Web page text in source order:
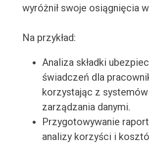
wyróżnił swoje osiągnięcia
Na przykład:
Analiza składki
świadczeń dla
korzystając z systemów
zarządzania danymi.
Przygotowywanie
analizy korzyści i